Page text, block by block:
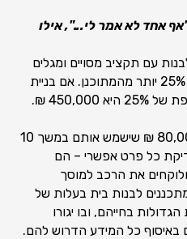
אחד לא אמר לי...", אילו
עם תקציב מסויים ומגלים
שהם צריכים להוסיף בין 20% - 25% יותר מהמתוכנן. אם בניית
בית עולה 1,800,000 ₪ - תוספת של 25% היא 450,000 ₪.
אנשים קונים רכב בעלות של 80,000 ₪ שישמש אותם במשך 10
כל פרט אפשרי – הם
את הרכב למוסך
לבנות בית בעלות של
הגדולות בחייהם, ובו יגורו
באיסוף כל המידע הדרוש להם.